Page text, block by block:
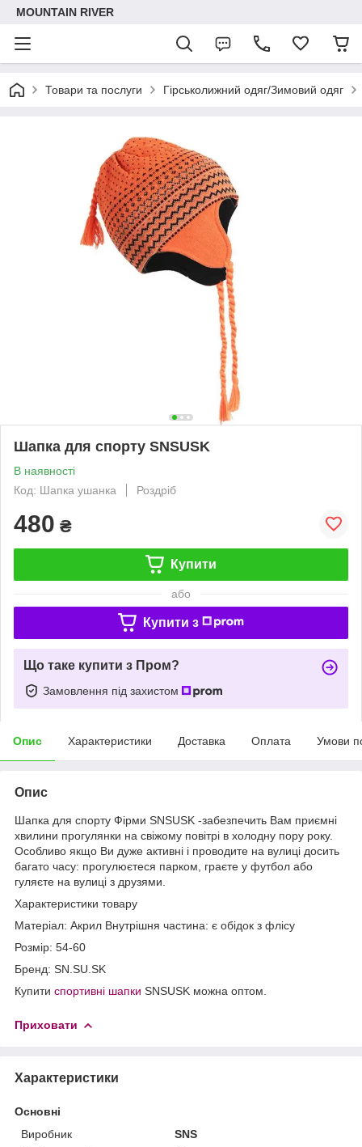
MOUNTAIN RIVER
Товари та послуги Гірськолижний одяг/Зимовий одяг
Шапка для спорту SNSUSK
В наявності
Код: Шапка ушанка
Роздріб
480 ₴
Купити
або
Купити з
Що таке купити з Пром?
Замовлення під захистом
Опис Характеристики Доставка Оплата Умови
Опис
Шапка для спорту Фірми SNSUSK -забезпечить Вам приємні
хвилини прогулянки на свіжому повітрі в холодну пору року.
Особливо якщо Ви дуже активні і проводите на вулиці досить
багато часу: прогулюєтеся парком, граєте у футбол або
гуляєте на вулиці з друзями.
Характеристики товару
Матеріал: Акрил Внутрішня частина: є обідок з флісу
Розмір: 54-60
Бренд: SN.SU.SK
Купити спортивні шапки SNSUSK можна оптом.
Приховати
Характеристики
Основні
Виробник
SNS